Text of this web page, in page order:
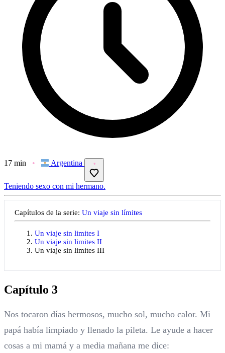
17 min Argentina
Teniendo sexo con mi hermano.
Capítulos de la serie: Un viaje sin límites
Un viaje sin limites I
Un viaje sin limites II
Un viaje sin limites III
Capítulo 3
Nos tocaron días hermosos, mucho sol, mucho calor. Mi
papá había limpiado y llenado la pileta. Le ayude a hacer
cosas a mi mamá y a media mañana me dice: